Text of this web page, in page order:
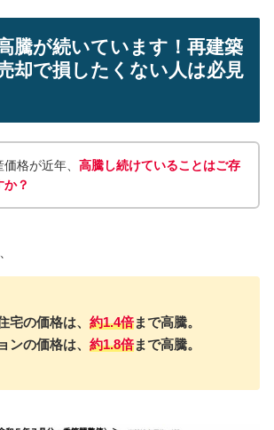
騰が続いています！再建築
却で損したくない人は必見
格が近年、 高騰し続けていることはご存
か？
宅の価格は、 約1.4倍まで高騰。
ンの価格は、 約1.8倍まで高騰。